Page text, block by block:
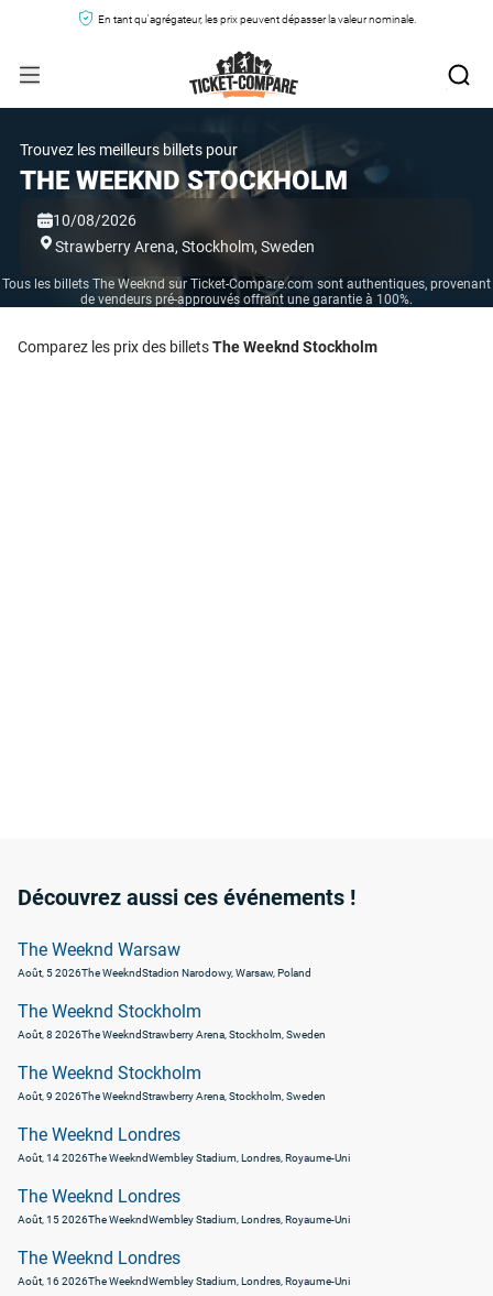
En tant qu'agrégateur, les prix peuvent dépasser la valeur nominale.
Trouvez les meilleurs billets pour
THE WEEKND STOCKHOLM
10/08/2026
Strawberry Arena, Stockholm, Sweden
Tous les billets The Weeknd sur Ticket-Compare.com sont authentiques, provenant
de vendeurs pré-approuvés offrant une garantie à 100%.
Comparez les prix des billetsThe Weeknd Stockholm
Découvrez aussi ces événements !
The Weeknd Warsaw
Août, 5 2026The WeekndStadion Narodowy, Warsaw, Poland
The Weeknd Stockholm
Août, 8 2026The WeekndStrawberry Arena, Stockholm, Sweden
The Weeknd Stockholm
Août, 9 2026The WeekndStrawberry Arena, Stockholm, Sweden
The Weeknd Londres
Août, 14 2026The WeekndWembley Stadium, Londres, Royaume-Uni
The Weeknd Londres
Août, 15 2026The WeekndWembley Stadium, Londres, Royaume-Uni
The Weeknd Londres
Août, 16 2026The WeekndWembley Stadium, Londres, Royaume-Uni